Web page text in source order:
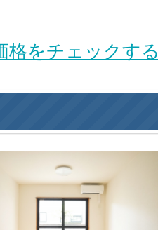
をチェックする